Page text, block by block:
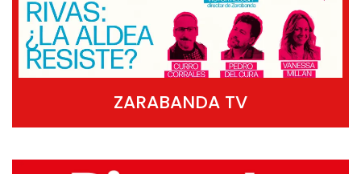
ZARABANDA TV